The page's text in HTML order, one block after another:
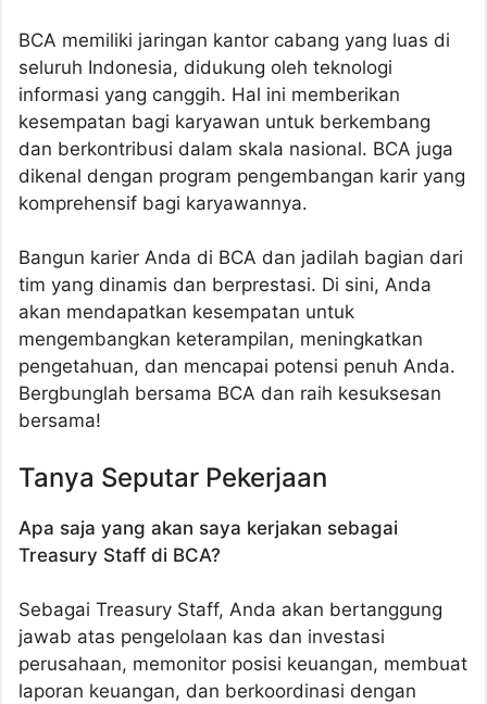
BCA memiliki jaringan kantor cabang yang luas di
seluruh Indonesia, didukung oleh teknologi
informasi yang canggih. Hal ini memberikan
kesempatan bagi karyawan untuk berkembang
dan berkontribusi dalam skala nasional. BCA juga
dikenal dengan program pengembangan karir yang
komprehensif bagi karyawannya.
Bangun karier Anda di BCA dan jadilah bagian dari
tim yang dinamis dan berprestasi. Di sini, Anda
akan mendapatkan kesempatan untuk
mengembangkan keterampilan, meningkatkan
pengetahuan, dan mencapai potensi penuh Anda.
Bergbunglah bersama BCA dan raih kesuksesan
bersama!
Tanya Seputar Pekerjaan
Apa saja yang akan saya kerjakan sebagai
Treasury Staff di BCA?
Sebagai Treasury Staff, Anda akan bertanggung
jawab atas pengelolaan kas dan investasi
perusahaan, memonitor posisi keuangan, membuat
laporan keuangan, dan berkoordinasi dengan